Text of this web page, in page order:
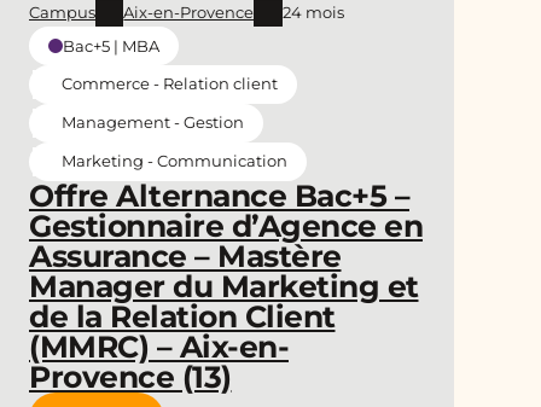
Offre Alternance Bac+5 –
Gestionnaire d’Agence en
Assurance – Mastère
Manager du Marketing et
de la Relation Client
(MMRC) – Aix-en-
Provence (13)
Campus Aix-en-Provence
24 mois
Bac+5 | MBA
Commerce - Relation client
Management - Gestion
Marketing - Communication